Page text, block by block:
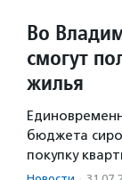
Во
смогут
жилья
бюджета
покупку